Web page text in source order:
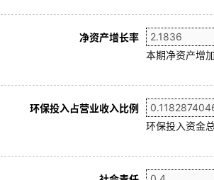
净资产增长率
本期净资产增
环保投入占营业收入比例
环保投入资金